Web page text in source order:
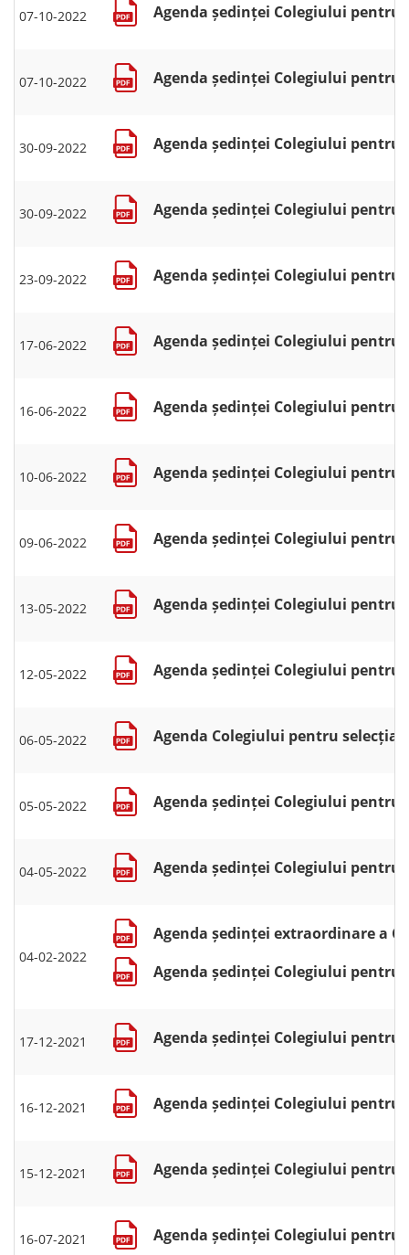
07-10-2022 Agenda ședinței Colegiului pentru
07-10-2022 Agenda ședinței Colegiului pentru
30-09-2022 Agenda ședinței Colegiului pentru
30-09-2022 Agenda ședinței Colegiului pentru
23-09-2022 Agenda ședinței Colegiului pentru
17-06-2022 Agenda ședinței Colegiului pentru
16-06-2022 Agenda ședinței Colegiului pentru
10-06-2022 Agenda ședinței Colegiului pentru
09-06-2022 Agenda ședinței Colegiului pentru
13-05-2022 Agenda ședinței Colegiului pentru
12-05-2022 Agenda ședinței Colegiului pentru
06-05-2022 Agenda Colegiului pentru selecția
05-05-2022 Agenda ședinței Colegiului pentru
04-05-2022 Agenda ședinței Colegiului pentru
04-02-2022
Agenda ședinței extraordinare a
Agenda ședinței Colegiului pentru
17-12-2021 Agenda ședinței Colegiului pentru
16-12-2021 Agenda ședinței Colegiului pentru
15-12-2021 Agenda ședinței Colegiului pentru
16-07-2021 Agenda ședinței Colegiului pentru